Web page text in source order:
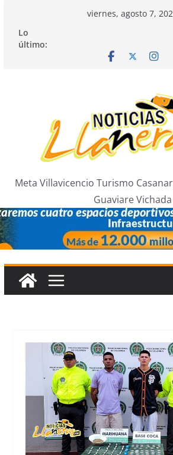
contenido
viernes, agosto 7,
Lo
último:
Meta Villavicencio Turismo
Guaviare Vichada